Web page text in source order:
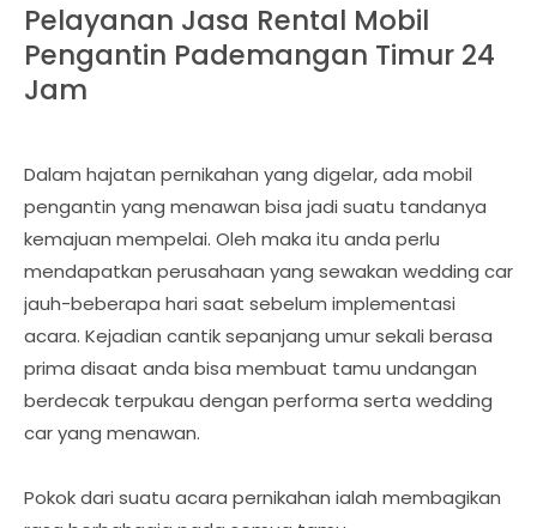
Pelayanan Jasa Rental Mobil
Pengantin Pademangan Timur 24
Jam
Dalam hajatan pernikahan yang digelar, ada mobil
pengantin yang menawan bisa jadi suatu tandanya
kemajuan mempelai. Oleh maka itu anda perlu
mendapatkan perusahaan yang sewakan wedding car
jauh-beberapa hari saat sebelum implementasi
acara. Kejadian cantik sepanjang umur sekali berasa
prima disaat anda bisa membuat tamu undangan
berdecak terpukau dengan performa serta wedding
car yang menawan.
Pokok dari suatu acara pernikahan ialah membagikan